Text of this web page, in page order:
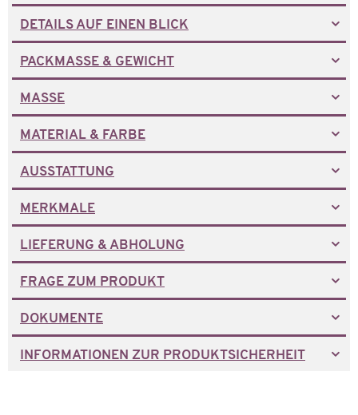
DETAILS AUF EINEN BLICK
PACKMASSE & GEWICHT
MASSE
MATERIAL & FARBE
AUSSTATTUNG
MERKMALE
LIEFERUNG & ABHOLUNG
FRAGE ZUM PRODUKT
DOKUMENTE
INFORMATIONEN ZUR PRODUKTSICHERHEIT